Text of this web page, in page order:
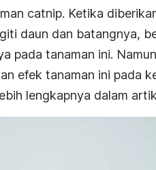
catnip. Ketika
daun dan batangnya,
pada tanaman ini.
efek tanaman ini pada
lengkapnya dalam